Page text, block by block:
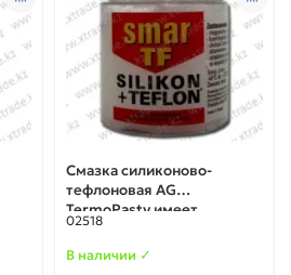
Смазка силиконово-
тефлоновая AG
TermoPasty имеет
широкий диапазон
рабочих температур: от
02518
В наличии ✓